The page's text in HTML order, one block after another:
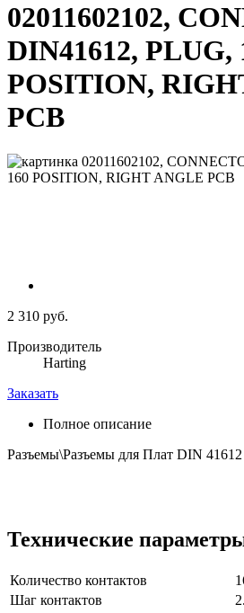
02011602102,
DIN41612, PLUG,
POSITION,
PCB
2 310 руб.
Производитель
Harting
Заказать
Полное описание
Разъемы\Разъемы для Плат DIN 41612
Технические
Количество контактов
Шаг контактов